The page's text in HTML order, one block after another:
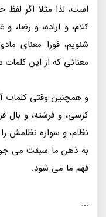
است، لذا مثلا اگر
کلام، و اراده، و رضا،
شنویم، فورا معنای
معنائی که از این کلمات
و همچنین وقتی کلمات
کرسی، و فرشته، و بال
نظام، و سواره نظامش
به ذهن ما سبقت می
فهم ما می شود.
...